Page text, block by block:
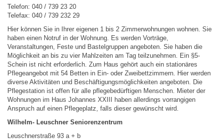
Telefon: 040 / 739 23 20
Telefax: 040 / 739 232 29
Hier können Sie in Ihrer eigenen 1 bis 2 Zimmerwohnungen wohnen. Sie
haben einen Notruf in der Wohnung. Es werden Vorträge,
Veranstaltungen, Feste und Bastelgruppen angeboten. Sie haben die
Möglichkeit an bis zu vier Mahlzeiten am Tag teilzunehmen. Ein §5-
Schein ist nicht erforderlich. Zum Haus gehört auch ein stationäres
Pflegeangebot mit 54 Betten in Ein- oder Zweibettzimmern. Hier werden
diverse Aktivitäten und Beschäftigungsmöglichkeiten angeboten. Die
Pflegestation ist offen für alle pflegebedürftigen Menschen. Mieter der
Wohnungen im Haus Johannes XXIII haben allerdings vorrangigen
Anspruch auf einen Pflegeplatz, falls dieser gewünscht wird.
Wilhelm- Leuschner Seniorenzentrum
Leuschnerstraße 93 a + b